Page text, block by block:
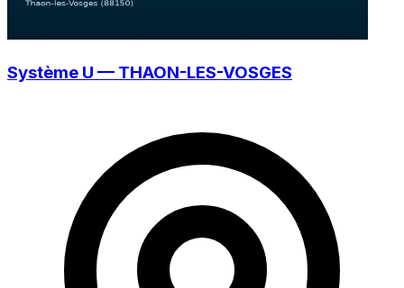
Système U — THAON-LES-VOSGES